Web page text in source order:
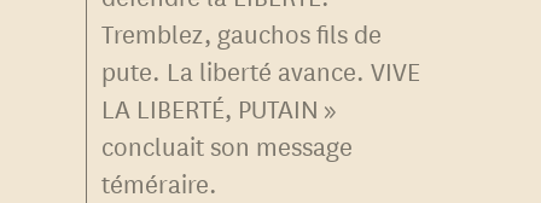
Tremblez, gauchos fils de
pute. La liberté avance. VIVE
LA LIBERTÉ, PUTAIN »
concluait son message
téméraire.